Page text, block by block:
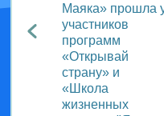
Маяка» прошла
участников
программ
«Открывай
страну» и
«Школа
жизненных